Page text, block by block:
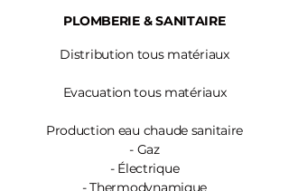
PLOMBERIE & SANITAIRE
Distribution tous matériaux
Evacuation tous matériaux
Production eau chaude sanitaire
- Gaz
- Électrique
- Thermodynamique